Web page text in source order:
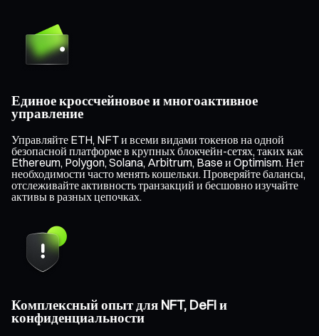
Единое кроссчейновое и многоактивное
управление
Управляйте ETH, NFT и всеми видами токенов на одной
безопасной платформе в крупных блокчейн-сетях, таких как
Ethereum, Polygon, Solana, Arbitrum, Base и Optimism. Нет
необходимости часто менять кошельки. Проверяйте балансы,
отслеживайте активность транзакций и бесшовно изучайте
активы в разных цепочках.
Комплексный опыт для NFT, DeFi и
конфиденциальности